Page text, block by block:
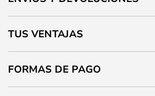
TUS VENTAJAS
FORMAS DE PAGO